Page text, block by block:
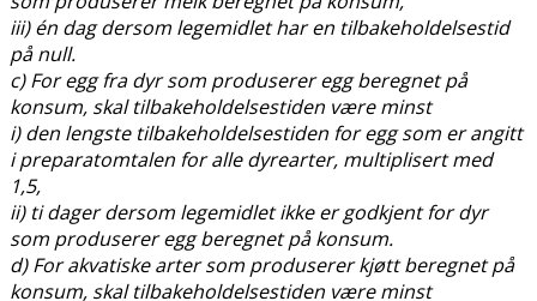
iii) én dag dersom legemidlet har en tilbakeholdelsestid
på null.
c) For egg fra dyr som produserer egg beregnet på
konsum, skal tilbakeholdelsestiden være minst
i) den lengste tilbakeholdelsestiden for egg som er angitt
i preparatomtalen for alle dyrearter, multiplisert med
1,5,
ii) ti dager dersom legemidlet ikke er godkjent for dyr
som produserer egg beregnet på konsum.
d) For akvatiske arter som produserer kjøtt beregnet på
konsum, skal tilbakeholdelsestiden være minst